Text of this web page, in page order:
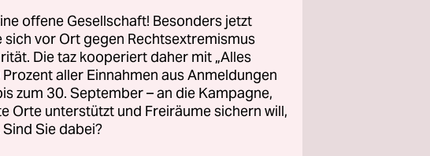
aktuellen Lage
Rücktritt am
Draghi ein, weil
bei einer
Akt sei eine klare
offene Gesellschaft! Besonders jetzt
sich vor Ort gegen Rechtsextremismus
Die taz kooperiert daher mit „Alles
aller Einnahmen aus Anmeldungen
zum 30. September – an die Kampagne,
Orte unterstützt und Freiräume sichern will,
Sie dabei?